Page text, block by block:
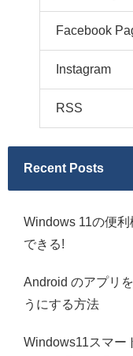
Facebook
Instagram
RSS
Recent Posts
Windows 11の便
できる!
Android のアプリ
うにする方法
Windows11スマー